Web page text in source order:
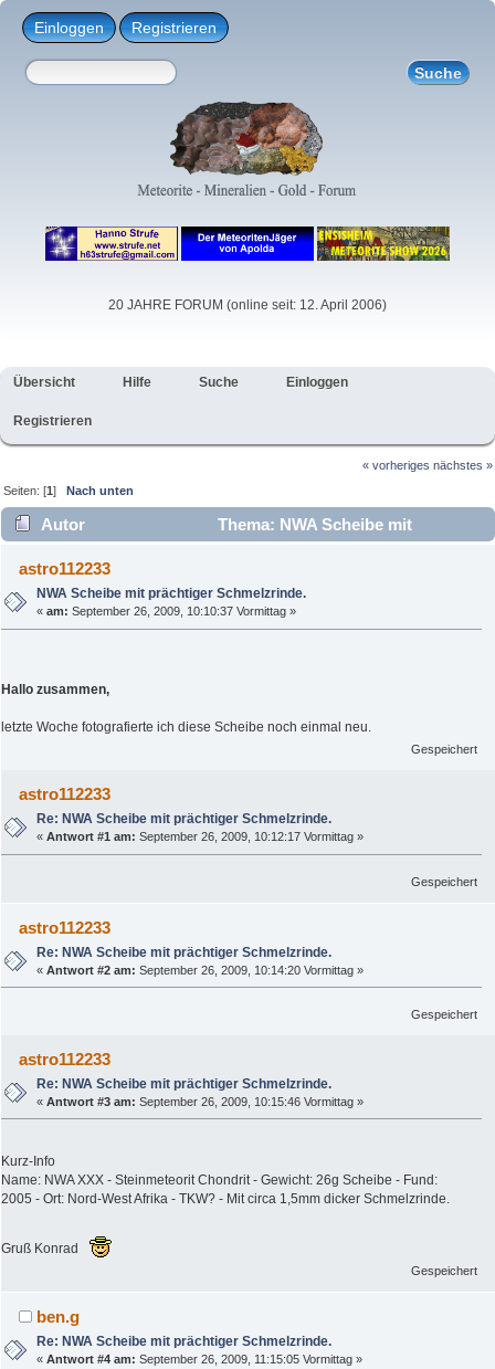
Einloggen Registrieren
20 JAHRE FORUM (online seit: 12. April 2006)
Übersicht Hilfe Suche Einloggen
Registrieren
« vorheriges nächstes »
Seiten: [1]Nach unten
Autor
Thema: NWA Scheibe mit
prächtiger Schmelzrinde. (Gelesen 3886 mal)
astro112233
NWA Scheibe mit prächtiger Schmelzrinde.
«am: September 26, 2009, 10:10:37 Vormittag »
Hallo zusammen,
letzte Woche fotografierte ich diese Scheibe noch einmal neu.
Gespeichert
astro112233
Re: NWA Scheibe mit prächtiger Schmelzrinde.
«Antwort #1 am: September 26, 2009, 10:12:17 Vormittag »
Gespeichert
astro112233
Re: NWA Scheibe mit prächtiger Schmelzrinde.
«Antwort #2 am: September 26, 2009, 10:14:20 Vormittag »
Gespeichert
astro112233
Re: NWA Scheibe mit prächtiger Schmelzrinde.
«Antwort #3 am: September 26, 2009, 10:15:46 Vormittag »
Kurz-Info
Name: NWA XXX - Steinmeteorit Chondrit - Gewicht: 26g Scheibe - Fund:
2005 - Ort: Nord-West Afrika - TKW? - Mit circa 1,5mm dicker Schmelzrinde.
Gruß Konrad
Gespeichert
ben.g
Re: NWA Scheibe mit prächtiger Schmelzrinde.
«Antwort #4 am: September 26, 2009, 11:15:05 Vormittag »